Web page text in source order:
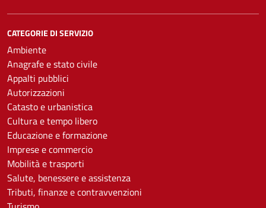
CATEGORIE DI SERVIZIO
Ambiente
Anagrafe e stato civile
Appalti pubblici
Autorizzazioni
Catasto e urbanistica
Cultura e tempo libero
Educazione e formazione
Imprese e commercio
Mobilità e trasporti
Salute, benessere e assistenza
Tributi, finanze e contravvenzioni